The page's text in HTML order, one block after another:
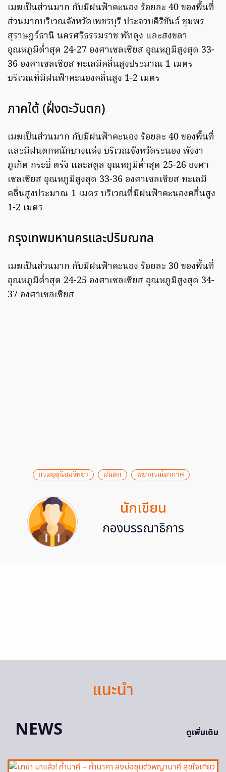
เมฆเป็นส่วนมาก กับมีฝนฟ้าคะนอง ร้อยละ 40 ของพื้นที่
ส่วนมากบริเวณจังหวัดเพชรบุรี ประจวบคีรีขันธ์ ชุมพร
สุราษฎร์ธานี นครศรีธรรมราช พัทลุง และสงขลา
อุณหภูมิต่ำสุด 24-27 องศาเซลเซียส อุณหภูมิสูงสุด 33-
36 องศาเซลเซียส ทะเลมีคลื่นสูงประมาณ 1 เมตร
บริเวณที่มีฝนฟ้าคะนองคลื่นสูง 1-2 เมตร
ภาคใต้ (ฝั่งตะวันตก)
เมฆเป็นส่วนมาก กับมีฝนฟ้าคะนอง ร้อยละ 40 ของพื้นที่
และมีฝนตกหนักบางแห่ง บริเวณจังหวัดระนอง พังงา
ภูเก็ต กระบี่ ตรัง และสตูล อุณหภูมิต่ำสุด 25-26 องศา
เซลเซียส อุณหภูมิสูงสุด 33-36 องศาเซลเซียส ทะเลมี
คลื่นสูงประมาณ 1 เมตร บริเวณที่มีฝนฟ้าคะนองคลื่นสูง
1-2 เมตร
กรุงเทพมหานครและปริมณฑล
เมฆเป็นส่วนมาก กับมีฝนฟ้าคะนอง ร้อยละ 30 ของพื้นที่
อุณหภูมิต่ำสุด 24-25 องศาเซลเซียส อุณหภูมิสูงสุด 34-
37 องศาเซลเซียส
กรมอุตุนิยมวิทยา ฝนตก พยากรณ์อากาศ
นักเขียน
กองบรรณาธิการ
แนะนำ
NEWS
ดูเพิ่มเติม